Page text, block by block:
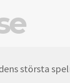
största